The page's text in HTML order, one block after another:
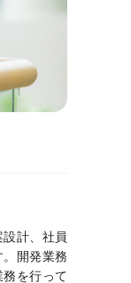
計、社員
開発業務
を行って